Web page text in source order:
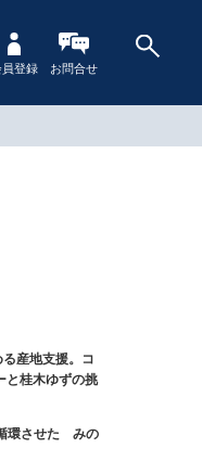
員登録 お問合せ
る産地支援。コ
と桂木ゆずの挑
環させた みの